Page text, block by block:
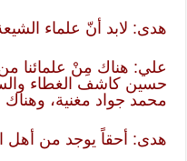
هدى: لابد أنّ علماء
علي: هناك مِنْ علمائنا
حسين كاشف الغطاء
محمد جواد مغنية،
هدى: أحقاً يوجد من أهل